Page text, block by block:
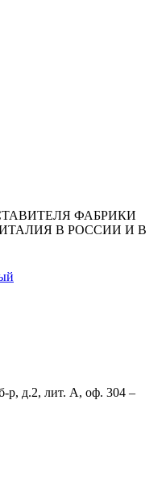
ФАБРИКИ
ИТАЛИЯ В РОССИИ И В
р, д.2, лит. А, оф. 304 –